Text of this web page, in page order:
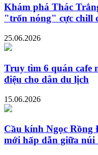
Khám phá Thác
"trốn nóng" cực chill
25.06.2026
Truy tìm 6 quán cafe
điệu cho dân du lịch
15.06.2026
Cầu kính Ngọc Rồng
mới hấp dẫn giữa